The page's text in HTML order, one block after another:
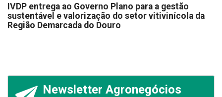
IVDP entrega ao Governo Plano para a gestão
sustentável e valorização do setor vitivinícola da
Região Demarcada do Douro
Newsletter Agronegócios